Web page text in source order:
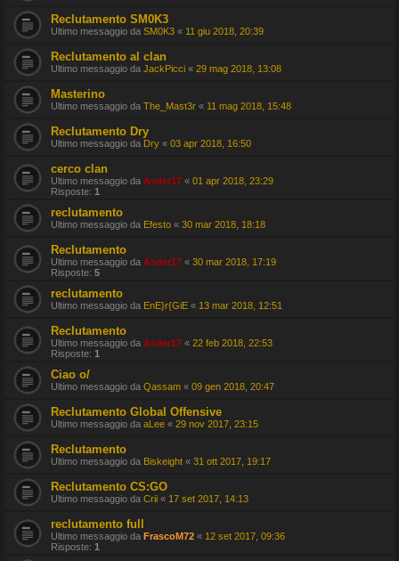
Reclutamento SM0K3
Ultimo messaggio da SM0K3 « 11 giu 2018, 20:39
Reclutamento al clan
Ultimo messaggio da JackPicci « 29 mag 2018, 13:08
Masterino
Ultimo messaggio da The_Mast3r « 11 mag 2018, 15:48
Reclutamento Dry
Ultimo messaggio da Dry « 03 apr 2018, 16:50
cerco clan
Ultimo messaggio da Asder17 « 01 apr 2018, 23:29
Risposte: 1
reclutamento
Ultimo messaggio da Efesto « 30 mar 2018, 18:18
Reclutamento
Ultimo messaggio da Asder17 « 30 mar 2018, 17:19
Risposte: 5
reclutamento
Ultimo messaggio da EnE}r{GiE « 13 mar 2018, 12:51
Reclutamento
Ultimo messaggio da Asder17 « 22 feb 2018, 22:53
Risposte: 1
Ciao o/
Ultimo messaggio da Qassam « 09 gen 2018, 20:47
Reclutamento Global Offensive
Ultimo messaggio da aLee « 29 nov 2017, 23:15
Reclutamento
Ultimo messaggio da Biskeight « 31 ott 2017, 19:17
Reclutamento CS:GO
Ultimo messaggio da Crii « 17 set 2017, 14:13
reclutamento full
Ultimo messaggio da FrascoM72 « 12 set 2017, 09:36
Risposte: 1